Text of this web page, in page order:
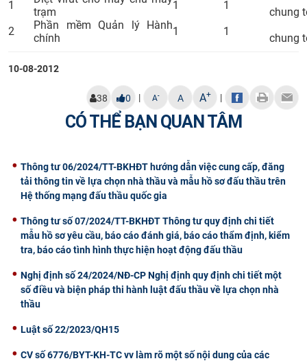
1
trạm
1 1
chung
2
Phần mềm Quản lý Hành
chính
1 1
chung
10-08-2012
38 0 | A- A A+ |
CÓ THỂ BẠN QUAN TÂM
Thông tư 06/2024/TT-BKHĐT hướng dẫn việc cung cấp, đăng
tải thông tin về lựa chọn nhà thầu và mẫu hồ sơ đấu thầu trên
Hệ thống mạng đấu thầu quốc gia
Thông tư số 07/2024/TT-BKHĐT Thông tư quy định chi tiết
mẫu hồ sơ yêu cầu, báo cáo đánh giá, báo cáo thẩm định, kiểm
tra, báo cáo tình hình thực hiện hoạt động đấu thầu
Nghị định số 24/2024/NĐ-CP Nghị định quy định chi tiết một
số điều và biện pháp thi hành luật đấu thầu về lựa chọn nhà
thầu
Luật số 22/2023/QH15
CV số 6776/BYT-KH-TC vv làm rõ một số nội dung của các